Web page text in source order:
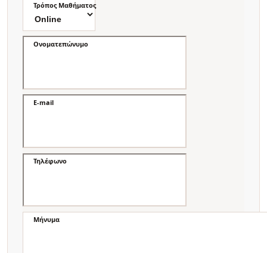
Τρόπος Μαθήματος
Ονοματεπώνυμο
E-mail
Τηλέφωνο
Μήνυμα